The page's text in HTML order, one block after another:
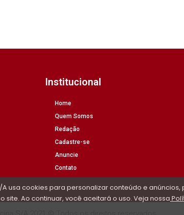
Institucional
Home
Quem Somos
Redação
Cadastre-se
Anuncie
Contato
A usa cookies para personalizar conteúdo e
site. Ao continuar, você aceitará o uso. Veja nossa